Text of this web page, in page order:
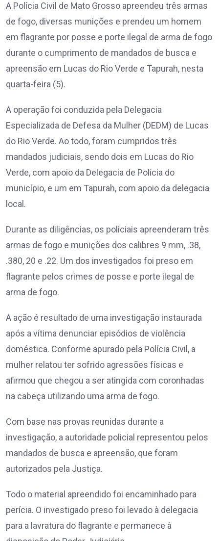
A Polícia Civil de Mato Grosso apreendeu três armas
de fogo, diversas munições e prendeu um homem
em flagrante por posse e porte ilegal de arma de fogo
durante o cumprimento de mandados de busca e
apreensão em Lucas do Rio Verde e Tapurah, nesta
quarta-feira (5).
A operação foi conduzida pela Delegacia
Especializada de Defesa da Mulher (DEDM) de Lucas
do Rio Verde. Ao todo, foram cumpridos três
mandados judiciais, sendo dois em Lucas do Rio
Verde, com apoio da Delegacia de Polícia do
município, e um em Tapurah, com apoio da delegacia
local.
Durante as diligências, os policiais apreenderam três
armas de fogo e munições dos calibres 9 mm, .38,
.380, 20 e .22. Um dos investigados foi preso em
flagrante pelos crimes de posse e porte ilegal de
arma de fogo.
A ação é resultado de uma investigação instaurada
após a vítima denunciar episódios de violência
doméstica. Conforme apurado pela Polícia Civil, a
mulher relatou ter sofrido agressões físicas e
afirmou que chegou a ser atingida com coronhadas
na cabeça utilizando uma arma de fogo.
Com base nas provas reunidas durante a
investigação, a autoridade policial representou pelos
mandados de busca e apreensão, que foram
autorizados pela Justiça.
Todo o material apreendido foi encaminhado para
perícia. O investigado preso foi levado à delegacia
para a lavratura do flagrante e permanece à